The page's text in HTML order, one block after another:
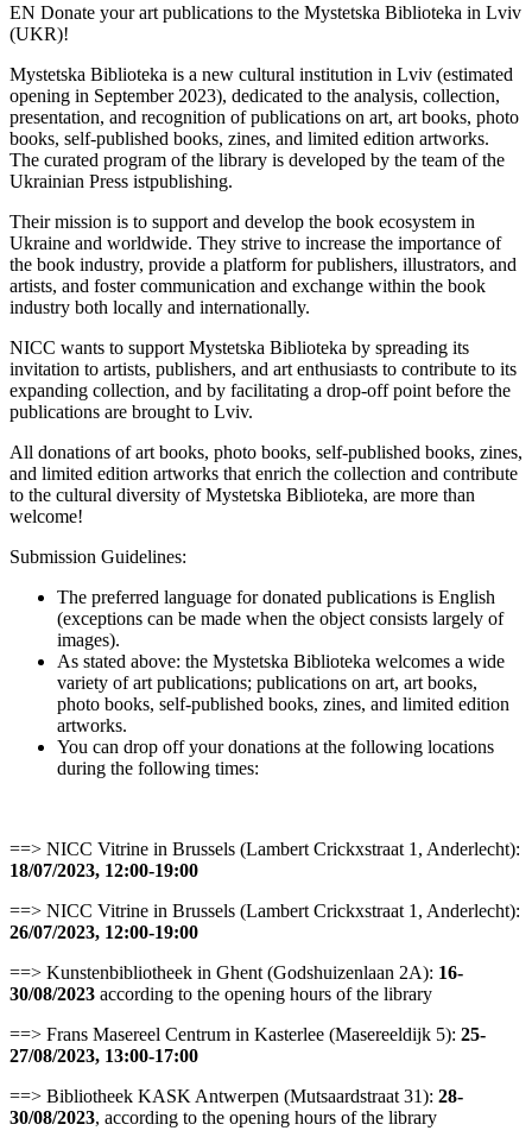
EN Donate your art publications to the Mystetska Biblioteka in Lviv
(UKR)!
Mystetska Biblioteka is a new cultural institution in Lviv (estimated
opening in September 2023), dedicated to the analysis, collection,
presentation, and recognition of publications on art, art books, photo
books, self-published books, zines, and limited edition artworks.
The curated program of the library is developed by the team of the
Ukrainian Press istpublishing.
Their mission is to support and develop the book ecosystem in
Ukraine and worldwide. They strive to increase the importance of
the book industry, provide a platform for publishers, illustrators, and
artists, and foster communication and exchange within the book
industry both locally and internationally.
NICC wants to support Mystetska Biblioteka by spreading its
invitation to artists, publishers, and art enthusiasts to contribute to its
expanding collection, and by facilitating a drop-off point before the
publications are brought to Lviv.
All donations of art books, photo books, self-published books, zines,
and limited edition artworks that enrich the collection and contribute
to the cultural diversity of Mystetska Biblioteka, are more than
welcome!
Submission Guidelines:
The preferred language for donated publications is English
(exceptions can be made when the object consists largely of
images).
As stated above: the Mystetska Biblioteka welcomes a wide
variety of art publications; publications on art, art books,
photo books, self-published books, zines, and limited edition
artworks.
You can drop off your donations at the following locations
during the following times:
==> NICC Vitrine in Brussels (Lambert Crickxstraat 1, Anderlecht):
18/07/2023, 12:00-19:00
==> NICC Vitrine in Brussels (Lambert Crickxstraat 1, Anderlecht):
26/07/2023, 12:00-19:00
==> Kunstenbibliotheek in Ghent (Godshuizenlaan 2A): 16-
30/08/2023 according to the opening hours of the library
==> Frans Masereel Centrum in Kasterlee (Masereeldijk 5): 25-
27/08/2023, 13:00-17:00
==> Bibliotheek KASK Antwerpen (Mutsaardstraat 31): 28-
30/08/2023, according to the opening hours of the library